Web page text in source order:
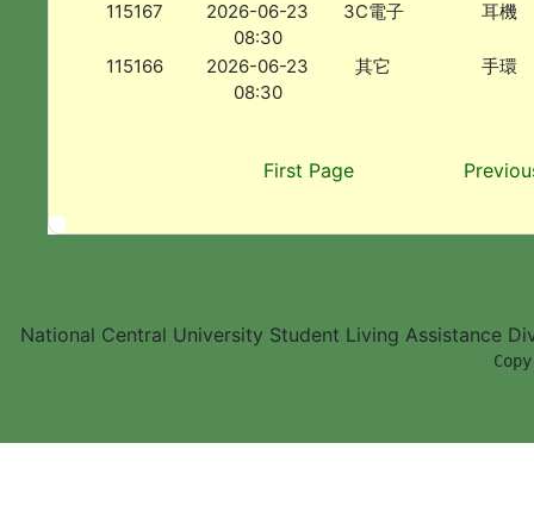
115167
2026-06-23
08:30
3C電子 耳機
115166
2026-06-23
08:30
其它 手環
First Page
National Central University Student Living Assistance